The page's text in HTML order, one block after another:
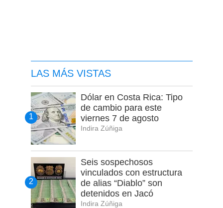
LAS MÁS VISTAS
Dólar en Costa Rica: Tipo
de cambio para este
viernes 7 de agosto
Indira Zúñiga
Seis sospechosos
vinculados con estructura
de alias “Diablo” son
detenidos en Jacó
Indira Zúñiga